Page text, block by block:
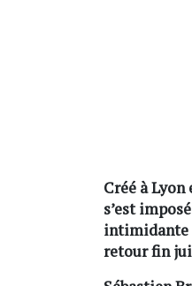
Créé à
s’est
intimidante
retour fin